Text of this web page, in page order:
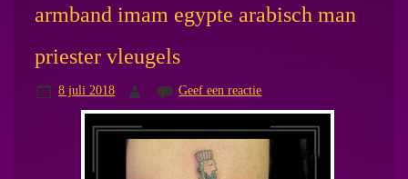
armband imam egypte arabisch man
priester vleugels
8 juli 2018 Geef een reactie